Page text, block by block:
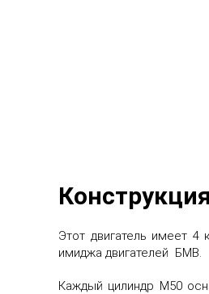
Конструкция
Этот двигатель имеет 4
имиджа двигателей БМВ.
Каждый цилиндр М50